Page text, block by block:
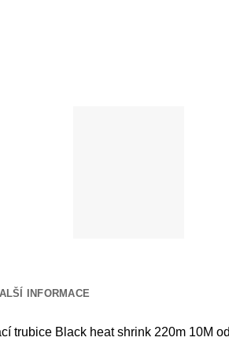
INFORMACE
trubice Black heat shrink 220m 10M